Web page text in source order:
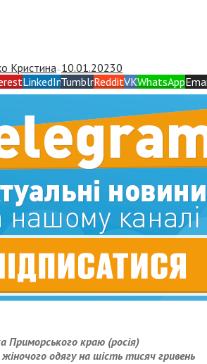
Кристина— 10.01.20230
LinkedInTumblrRedditVKWhatsApp
Приморського краю (росія)
одягу на шість тисяч гривень